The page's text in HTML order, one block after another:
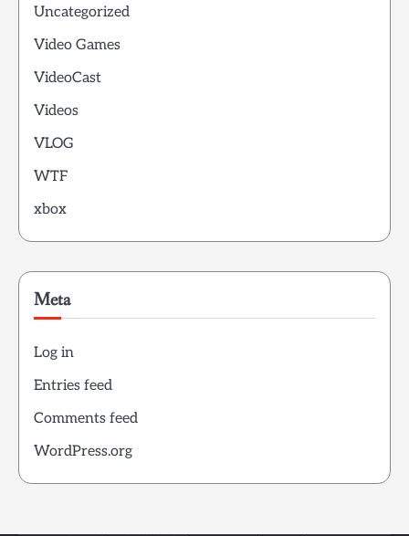
Uncategorized
Video Games
VideoCast
Videos
VLOG
WTF
xbox
Meta
Log in
Entries feed
Comments feed
WordPress.org